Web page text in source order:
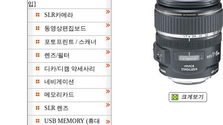
입]
SLR카메라
동영상편집보드
포토프린트 / 스캐너
렌즈/필터
디카/디캠 악세사리
네비게이션
메모리카드
SLR 렌즈
USB MEMORY (휴대